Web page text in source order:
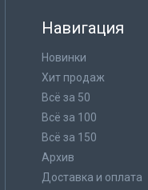
Навигация
Новинки
Хит продаж
Всё за 50
Всё за 100
Всё за 150
Архив
Доставка и оплата